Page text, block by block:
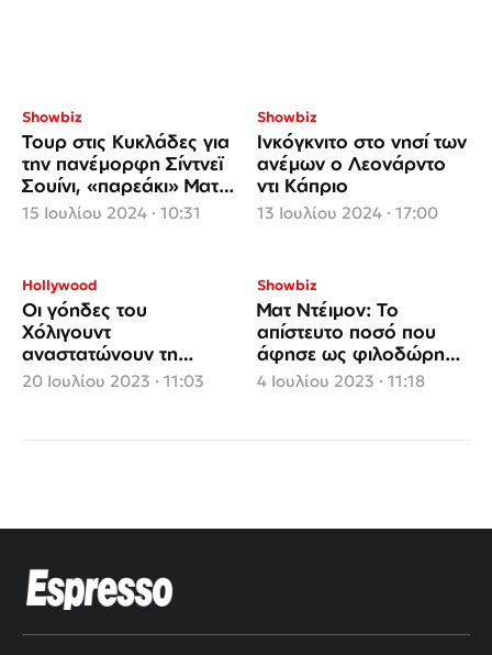
Showbiz
Τουρ στις Κυκλάδες για
την πανέμορφη Σίντνεϊ
Σουίνι, «παρεάκι» Ματ
Ντέιμον, Λίαμ
15 Ιουλίου 2024 · 10:31
Showbiz
Ινκόγκνιτο στο νησί των
ανέμων ο Λεονάρντο
ντι Κάπριο
13 Ιουλίου 2024 · 17:00
Hollywood
Οι γόηδες του
Χόλιγουντ
αναστατώνουν τη
Μύκονο
20 Ιουλίου 2023 · 11:03
Showbiz
Ματ Ντέιμον: Το
απίστευτο ποσό που
άφησε ως φιλοδώρημα
σε μαγαζί της Μυκόνου
4 Ιουλίου 2023 · 11:18